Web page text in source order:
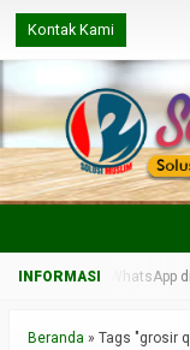
Kontak Kami
kami melalui WhatsApp
Beranda » Tags "grosir